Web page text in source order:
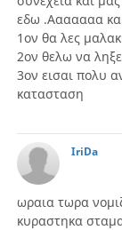
εδω .Ααααααα
1ον θα λες
2ον θελω να
3ον εισαι πολυ
κατασταση
IriDa
ωραια τωρα
κυραστηκα